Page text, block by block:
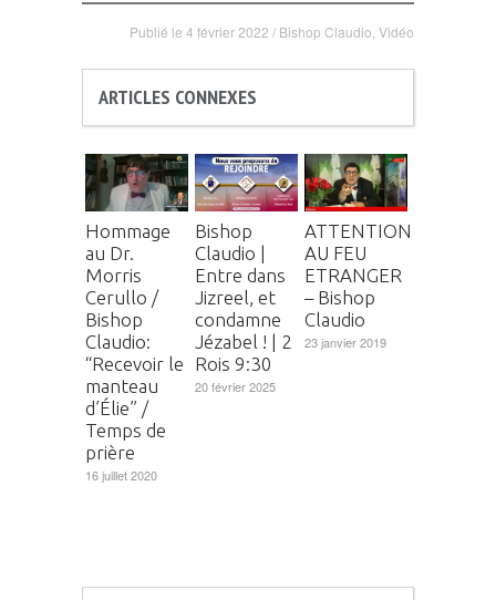
Publié le 4 février 2022 / Bishop Claudio Vidéo
ARTICLES CONNEXES
Hommage
au Dr.
Morris
Cerullo /
Bishop
Claudio:
“Recevoir le
manteau
d’Élie” /
Temps de
prière
16 juillet 2020
Bishop
Claudio |
Entre dans
Jizreel, et
condamne
Jézabel ! | 2
Rois 9:30
20 février 2025
ATTENTION
AU FEU
ETRANGER
– Bishop
Claudio
23 janvier 2019